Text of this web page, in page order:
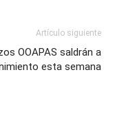
Artículo siguiente
OOAPAS saldrán a
esta semana